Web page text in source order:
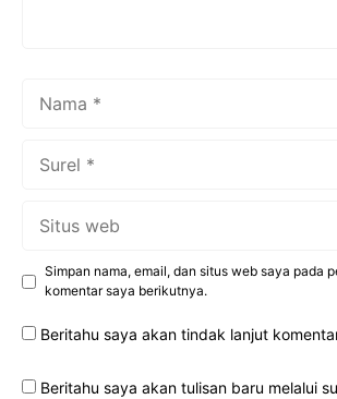
Simpan nama, email, dan situs web saya pada
komentar saya berikutnya.
Beritahu saya akan tindak lanjut
Beritahu saya akan tulisan baru melalui